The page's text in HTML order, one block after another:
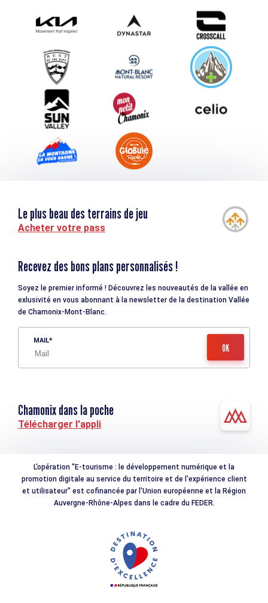
Proposez votre évènement
Service groupes et séminaires
Téléchargements
Tourisme et handicap
Le plus beau des terrains de jeu
Acheter votre pass
Recevez des bons plans personnalisés !
Soyez le premier informé ! Découvrez les nouveautés de la vallée en
exlusivité en vous abonnant à la newsletter de la destination Vallée
de Chamonix-Mont-Blanc.
MAIL
Chamonix dans la poche
Télécharger l'appli
L'opération "E-tourisme : le développement numérique et la
promotion digitale au service du territoire et de l'expérience client
et utilisateur" est cofinancée par l'Union européenne et la Région
Auvergne-Rhône-Alpes dans le cadre du FEDER.